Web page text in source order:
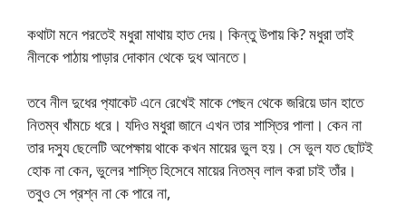
কথাটা মনে পরতেই মধুরা মাথায় হাত দেয়। কিন্তু উপায় কি? মধুরা তাই
নীলকে পাঠায় পাড়ার দোকান থেকে দুধ আনতে।
তবে নীল দুধের প‍্যাকেট এনে রেখেই মাকে পেছন থেকে জরিয়ে ডান হাতে
নিতম্ব খাঁমচে ধরে। যদিও মধুরা জানে এখন তার শাস্তির পালা। কেন না
তার দস্যু ছেলেটি অপেক্ষায় থাকে কখন মায়ের ভুল হয়। সে ভুল যত ছোটই
হোক না কেন, ভুলের শাস্তি হিসেবে মায়ের নিতম্ব লাল করা চাই তাঁর।
তবুও সে প্রশ্ন না কে পারে না,